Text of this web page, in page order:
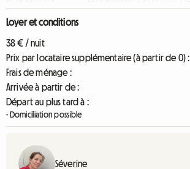
Loyer et conditions
38 € / nuit
Prix par locataire supplémentaire (à partir de 0) :
Frais de ménage :
Arrivée à partir de :
Départ au plus tard à :
- Domiciliation possible
Séverine